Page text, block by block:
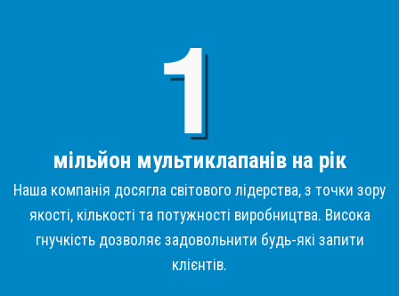
мільйон мультиклапанів на рік
Наша компанія досягла світового лідерства, з точки зору
якості, кількості та потужності виробництва. Висока
гнучкість дозволяє задовольнити будь-які запити
клієнтів.